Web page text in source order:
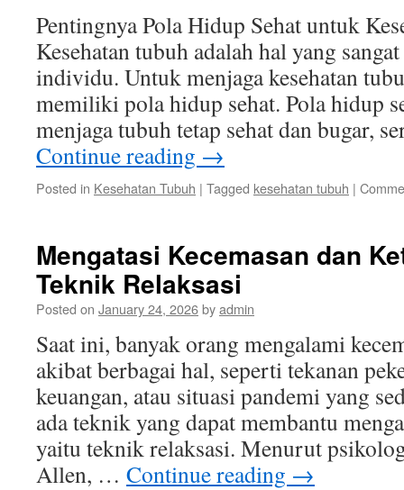
Pentingnya Pola Hidup Sehat untuk
Kesehatan tubuh adalah hal yang
individu. Untuk menjaga kesehatan
memiliki pola hidup sehat. Pola hidup
menjaga tubuh tetap sehat dan bugar,
Continue reading →
Posted in Kesehatan Tubuh | Tagged kesehatan tubuh |
Mengatasi Kecemasan dan
Teknik Relaksasi
Posted on January 24, 2026byadmin
Saat ini, banyak orang mengalami
akibat berbagai hal, seperti tekanan
keuangan, atau situasi pandemi yang
ada teknik yang dapat membantu
yaitu teknik relaksasi. Menurut
Allen, … Continue reading →